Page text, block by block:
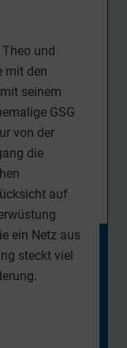
und
mit den
seinem
GSG
von der
die
auf
ein Netz aus
steckt viel